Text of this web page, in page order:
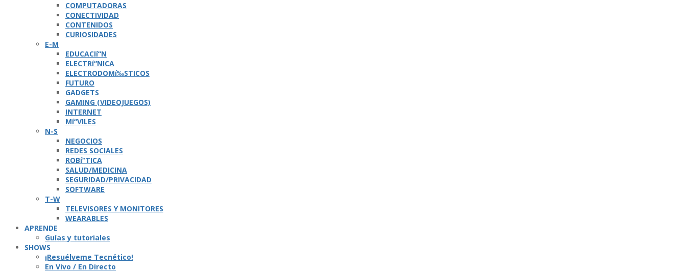
COMPUTADORAS
CONECTIVIDAD
CONTENIDOS
CURIOSIDADES
E-M
EDUCACIí“N
ELECTRí“NICA
ELECTRODOMí‰STICOS
FUTURO
GADGETS
GAMING (VIDEOJUEGOS)
INTERNET
Mí“VILES
N-S
NEGOCIOS
REDES SOCIALES
ROBí“TICA
SALUD/MEDICINA
SEGURIDAD/PRIVACIDAD
SOFTWARE
T-W
TELEVISORES Y MONITORES
WEARABLES
APRENDE
Guí­as y tutoriales
SHOWS
¡Resuélveme Tecnético!
En Vivo / En Directo